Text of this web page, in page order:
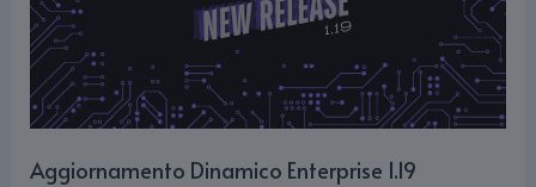
Aggiornamento Dinamico Enterprise 1.19